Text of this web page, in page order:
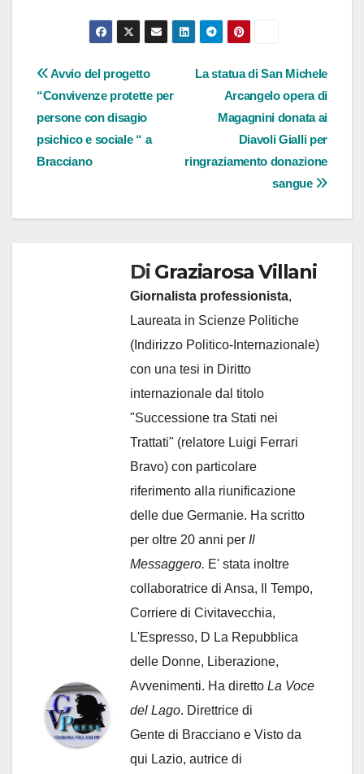
Navigazione
articoli
La statua di San Michele
Arcangelo opera di
Magagnini donata ai
Diavoli Gialli per
ringraziamento donazione
sangue
Avvio del progetto
“Convivenze protette per
persone con disagio
psichico e sociale “ a
Bracciano
Di Graziarosa Villani
Giornalista professionista,
Laureata in Scienze Politiche
(Indirizzo Politico-Internazionale)
con una tesi in Diritto
internazionale dal titolo
"Successione tra Stati nei
Trattati" (relatore Luigi Ferrari
Bravo) con particolare
riferimento alla riunificazione
delle due Germanie. Ha scritto
per oltre 20 anni per Il
Messaggero. E' stata inoltre
collaboratrice di Ansa, Il Tempo,
Corriere di Civitavecchia,
L'Espresso, D La Repubblica
delle Donne, Liberazione,
Avvenimenti. Ha diretto La Voce
del Lago. Direttrice di
Gente di Bracciano e Visto da
qui Lazio, autrice di